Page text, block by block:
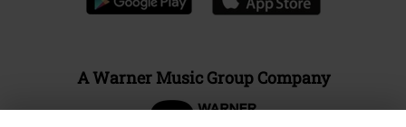
A Warner Music Group Company